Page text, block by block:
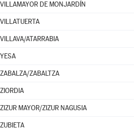
VILLAMAYOR DE MONJARDÍN
VILLATUERTA
VILLAVA/ATARRABIA
YESA
ZABALZA/ZABALTZA
ZIORDIA
ZIZUR MAYOR/ZIZUR NAGUSIA
ZUBIETA